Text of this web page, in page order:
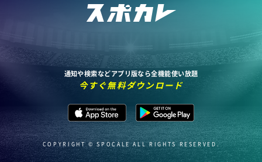
通知や検索などアプリ版なら全機能使い放題
今すぐ無料ダウンロード
COPYRIGHT © SPOCALE ALL RIGHTS RESERVED.